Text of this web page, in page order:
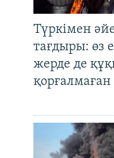
Түркімен
тағдыры: өз
жерде де
қорғалмаған